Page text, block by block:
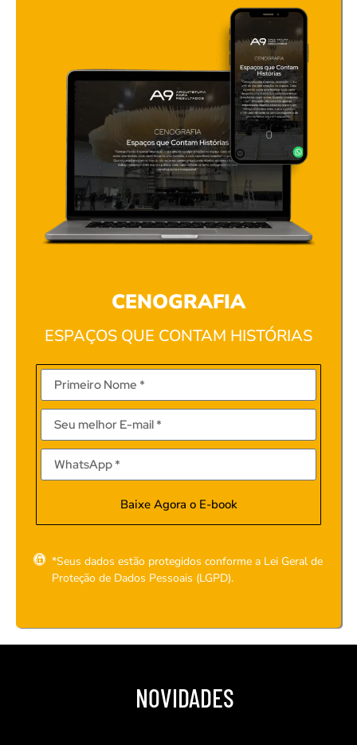
CENOGRAFIA
ESPAÇOS QUE CONTAM HISTÓRIAS
Baixe Agora o E-book
*Seus dados estão protegidos conforme a Lei Geral de
Proteção de Dados Pessoais (LGPD).
NOVIDADES